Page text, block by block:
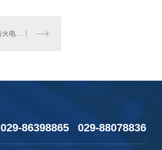
电缆人必须要了解的矿物防火电缆。
029-86398865 029-88078836